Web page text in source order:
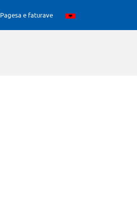
Pagesa e faturave